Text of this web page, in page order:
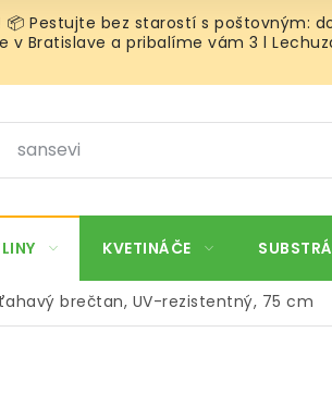
📦 Pestujte bez starostí s poštovným:
Bratislave a pribalíme vám 3 l
KVETINÁČE
brečtan, UV-rezistentný, 75 cm